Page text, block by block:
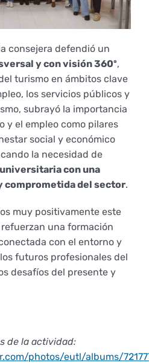
consejera defendió un
y con visión 360º,
turismo en ámbitos clave
los servicios públicos y
subrayó la importancia
y el empleo como pilares
social y económico
la necesidad de
con una
comprometida del sector.
muy positivamente este
una formación
con el entorno y
futuros profesionales del
desafíos del presente y
de la actividad:
photos/eutl/albums/